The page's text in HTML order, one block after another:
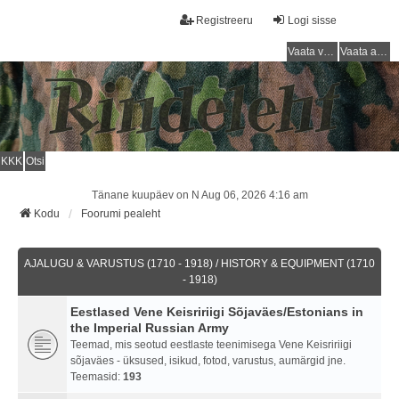
Logi sisse
Registreeru
Vaata vastamata teemasi Vaata aktiivseid teemasid
KKK Otsi
Tänane kuupäev on N Aug 06, 2026 4:16 am
Kodu
Foorumi pealeht
AJALUGU & VARUSTUS (1710 - 1918) / HISTORY & EQUIPMENT (1710
- 1918)
Eestlased Vene Keisririigi Sõjaväes/Estonians in
the Imperial Russian Army
Teemad, mis seotud eestlaste teenimisega Vene Keisririigi
sõjaväes - üksused, isikud, fotod, varustus, aumärgid jne.
Teemasid: 193